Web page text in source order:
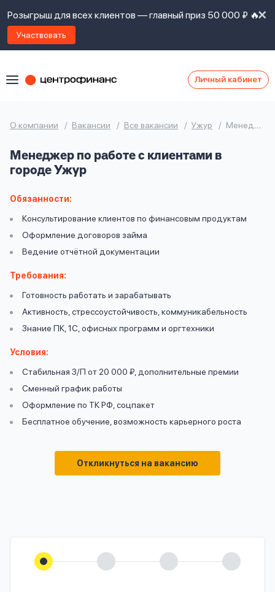
Розыгрыш для всех клиентов — главный приз 50 000 ₽ 🔥
Участвовать
Личный кабинет
О компании Вакансии Все вакансии Ужур Менеджер по работе с клиентами
Менеджер по работе с клиентами в
городе Ужур
Обязанности:
Консультирование клиентов по финансовым продуктам
Оформление договоров займа
Ведение отчётной документации
Требования:
Готовность работать и зарабатывать
Активность, стрессоустойчивость, коммуникабельность
Знание ПК, 1С, офисных программ и оргтехники
Условия:
Стабильная З/П от 20 000 ₽, дополнительные премии
Сменный график работы
Оформление по ТК РФ, соцпакет
Бесплатное обучение, возможность карьерного роста
Откликнуться на вакансию
Оформить заявку
контакты
Задать
вопрос
Ответы
на
вопросы
Ок
Ок
Я
правилами
предоставления
политикой
даю
согласие